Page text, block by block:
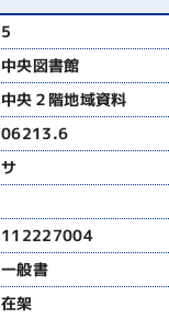
5
中央図書館
中央２階地域資料
06213.6
サ
112227004
一般書
在架